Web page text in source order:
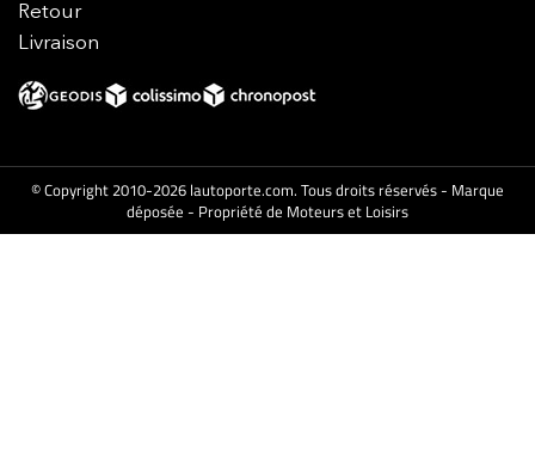
Retour
Livraison
© Copyright 2010-2026 lautoporte.com. Tous droits réservés - Marque
déposée - Propriété de Moteurs et Loisirs